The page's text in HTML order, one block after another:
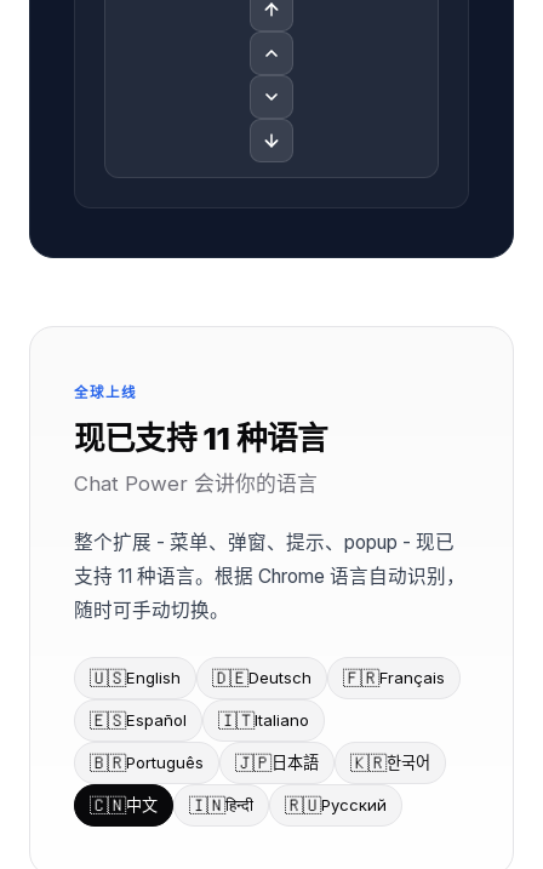
全球上线
现已支持 11 种语言
Chat Power 会讲你的语言
整个扩展 - 菜单、弹窗、提示、popup - 现已
支持 11 种语言。根据 Chrome 语言自动识别，
随时可手动切换。
🇺🇸English 🇩🇪Deutsch 🇫🇷Français
🇪🇸Español 🇮🇹Italiano
🇧🇷Português 🇯🇵日本語 🇰🇷한국어
🇨🇳中文 🇮🇳हिन्दी 🇷🇺Русский